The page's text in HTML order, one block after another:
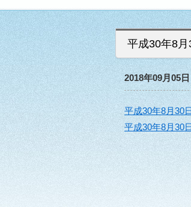
平成30年8
2018年09月05日
平成30年8月30
平成30年8月30